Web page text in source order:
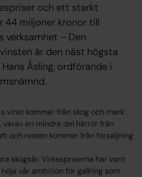
och ett starkt
44 miljoner kronor till
verksamhet – Den
är den näst högsta
Åsling, ordförande i
vinst kommer från skog och mark:
varav en mindre del härrör från
och resten kommer från försäljning
skogsår. Virkespriserna har varit
vår ambition för gallring som